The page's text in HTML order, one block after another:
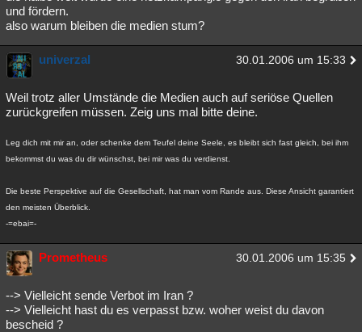
und fördern.
also warum bleiben die medien stum?
univerzal 30.01.2006 um 15:33
Weil trotz aller Umstände die Medien auch auf seriöse Quellen
zurückgreifen müssen. Zeig uns mal bitte deine.
Leg dich mit mir an, oder schenke dem Teufel deine Seele, es bleibt sich fast gleich, bei ihm
bekommst du was du dir wünschst, bei mir was du verdienst.
Die beste Perspektive auf die Gesellschaft, hat man vom Rande aus. Diese Ansicht garantiert
den meisten Überblick.
-=ebai=-
Prometheus 30.01.2006 um 15:35
--> Vielleicht sende Verbot im Iran ?
--> Vielleicht hast du es verpasst bzw. woher weist du davon
bescheid ?